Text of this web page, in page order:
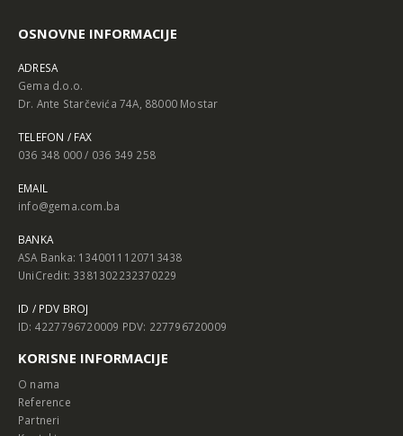
OSNOVNE INFORMACIJE
ADRESA
Gema d.o.o.
Dr. Ante Starčevića 74A, 88000 Mostar
TELEFON / FAX
036 348 000 / 036 349 258
EMAIL
info@gema.com.ba
BANKA
ASA Banka: 1340011120713438
UniCredit: 3381302232370229
ID / PDV BROJ
ID: 4227796720009 PDV: 227796720009
KORISNE INFORMACIJE
O nama
Reference
Partneri